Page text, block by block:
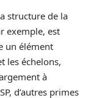
structure de la
exemple, est
un élément
les échelons,
à
d’autres primes